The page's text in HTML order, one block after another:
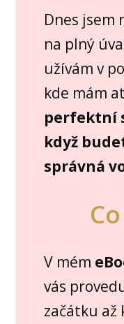
Dnes jsem
na plný
užívám v
kde mám
perfektní
když
správná
V mém
vás
začátku